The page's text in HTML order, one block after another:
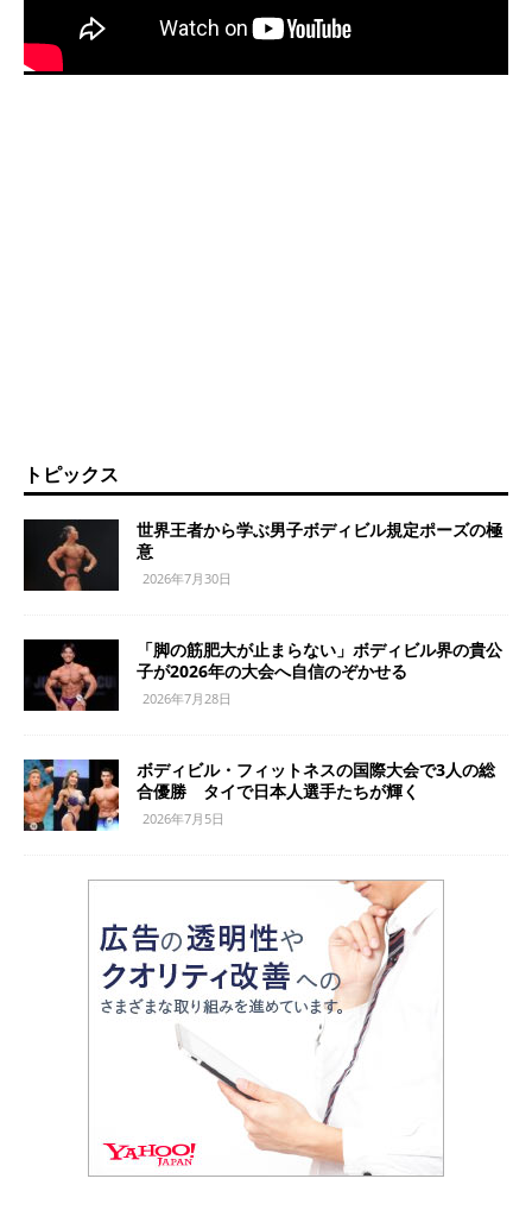
トピックス
世界王者から学ぶ男子ボディビル規定ポーズの極
意
2026年7月30日
「脚の筋肥大が止まらない」ボディビル界の貴公
子が2026年の大会へ自信のぞかせる
2026年7月28日
ボディビル・フィットネスの国際大会で3人の総
合優勝 タイで日本人選手たちが輝く
2026年7月5日